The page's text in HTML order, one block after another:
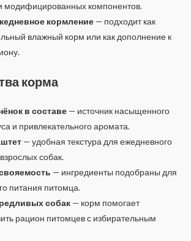
модифицированных компонентов.
кормление — подходит как
влажный корм или как дополнение к
корма
в составе — источник насыщенного
и привлекательного аромата.
— удобная текстура для ежедневного
собак.
— ингредиенты подобраны для
питания питомца.
собак — корм помогает
рацион питомцев с избирательным